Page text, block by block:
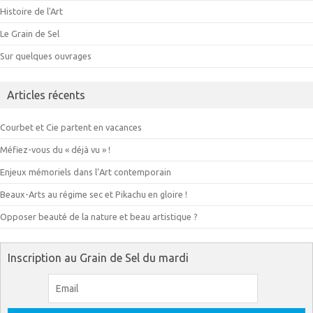
Histoire de l'Art
Le Grain de Sel
Sur quelques ouvrages
Articles récents
Courbet et Cie partent en vacances
Méfiez-vous du « déjà vu » !
Enjeux mémoriels dans l’Art contemporain
Beaux-Arts au régime sec et Pikachu en gloire !
Opposer beauté de la nature et beau artistique ?
Inscription au Grain de Sel du mardi